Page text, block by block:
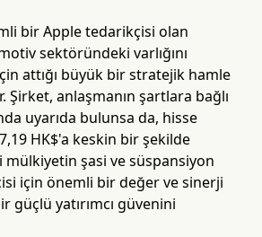
bir Apple tedarikçisi olan
sektöründeki varlığını
attığı büyük bir stratejik hamle
Şirket, anlaşmanın şartlara bağlı
uyarıda bulunsa da, hisse
HK$'a keskin bir şekilde
mülkiyetin şasi ve süspansiyon
için önemli bir değer ve sinerji
güçlü yatırımcı güvenini